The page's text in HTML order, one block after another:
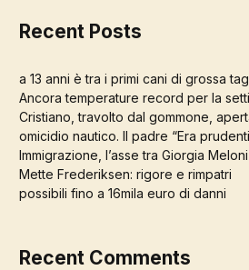
Recent Posts
a 13 anni è tra i primi cani di grossa
Ancora temperature record per la
Cristiano, travolto dal gommone,
omicidio nautico. Il padre “Era
Immigrazione, l’asse tra Giorgia
Mette Frederiksen: rigore e rimpatri
possibili fino a 16mila euro di danni
Recent Comments